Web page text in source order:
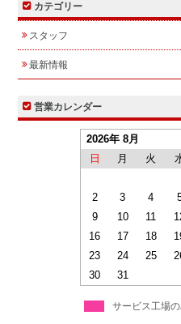
カテゴリー
スタッフ
最新情報
営業カレンダー
2026年 8月
日
月 火
2
3 4
9
10 11
16
17 18
23
24 25
30
31
サービス工場